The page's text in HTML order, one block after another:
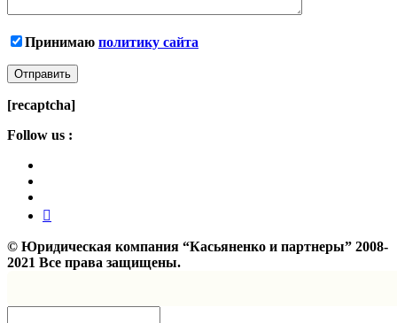
Принимаю политику сайта
[recaptcha]
Follow us :
© Юридическая компания “Касьяненко и партнеры” 2008-
2021 Все права защищены.